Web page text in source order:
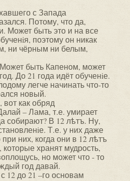
с Запада
Потому, что да,
Может быть это и на все
поэтому он никак
ни чёрным ни белым,
быть Капеном, может
До 21 года идёт обученiе.
легче начинать что-то
новый.
как обряд
– Лама, т.е. умирает
собирают? В 12 лѣтъ. Ну,
Т.е. у них даже
них, когда они в 12 лѣтъ
хранят мудрость,
но может что - то
год давай.
12 до 21 –го основам